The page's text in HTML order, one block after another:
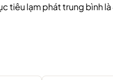
tiêu lạm phát trung bình